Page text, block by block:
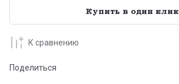
Купить в один клик
К сравнению
Поделиться